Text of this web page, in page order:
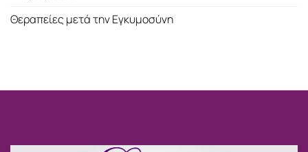
Θεραπείες μετά την Εγκυμοσύνη